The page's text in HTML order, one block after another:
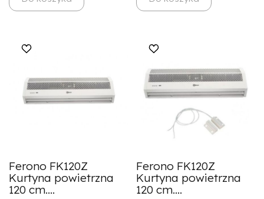
Ferono FK120Z
Kurtyna powietrzna
120 cm....
Ferono FK120Z
Kurtyna powietrzna
120 cm....